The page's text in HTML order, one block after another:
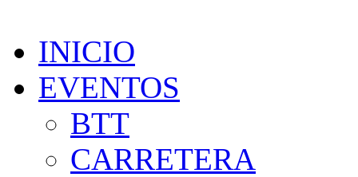
INICIO
EVENTOS
BTT
CARRETERA